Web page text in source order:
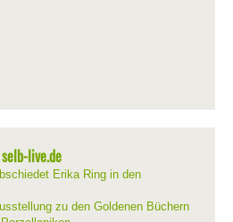
live.de
Erika Ring in den
zu den Goldenen Büchern